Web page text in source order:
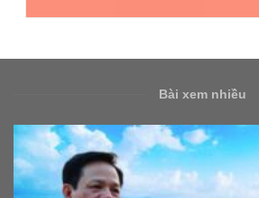
Bài xem nhiều